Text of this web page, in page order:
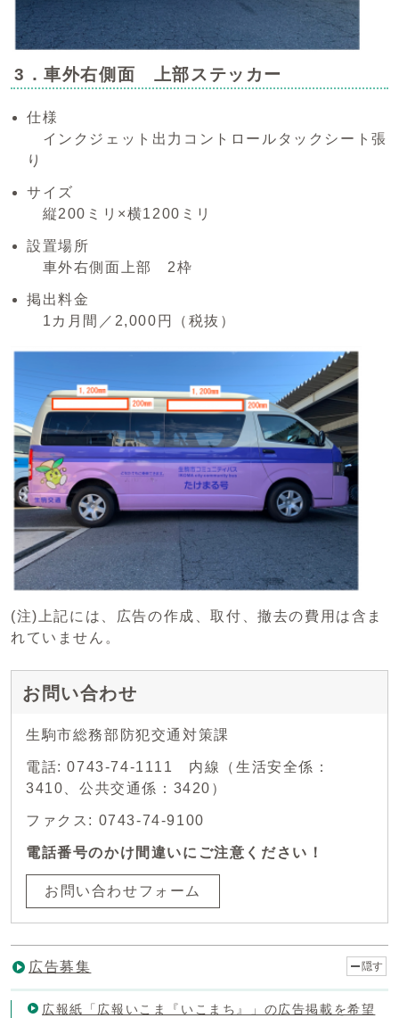
3．車外右側面 上部ステッカー
仕様
インクジェット出力コントロールタックシート張
り
サイズ
縦200ミリ×横1200ミリ
設置場所
車外右側面上部 2枠
掲出料金
1カ月間／2,000円（税抜）
(注)上記には、広告の作成、取付、撤去の費用は含ま
れていません。
お問い合わせ
生駒市総務部防犯交通対策課
電話: 0743-74-1111 内線（生活安全係：
3410、公共交通係：3420）
ファクス: 0743-74-9100
電話番号のかけ間違いにご注意ください！
お問い合わせフォーム
広告募集 隠す
広報紙「広報いこま『いこまち』」の広告掲載を希望